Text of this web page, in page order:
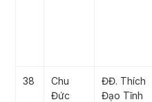
38
Chu
Đức
ĐĐ. Thích
Đạo Tĩnh